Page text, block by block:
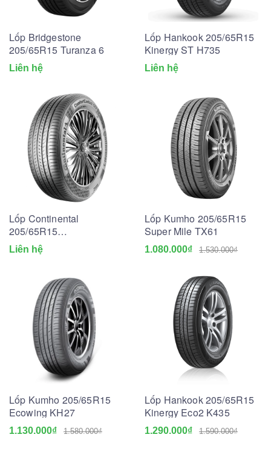
Lốp Bridgestone
205/65R15 Turanza 6
Liên hệ
Lốp Hankook 205/65R15
Kinergy ST H735
Liên hệ
Lốp Continental
205/65R15
ComfortContact CC7
Liên hệ
Lốp Kumho 205/65R15
Super Mile TX61
1.080.000₫ 1.530.000₫
Lốp Kumho 205/65R15
Ecowing KH27
1.130.000₫ 1.580.000₫
Lốp Hankook 205/65R15
Kinergy Eco2 K435
1.290.000₫ 1.590.000₫